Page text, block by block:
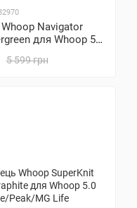
Navigator
для Whoop 5.0
5 599 грн